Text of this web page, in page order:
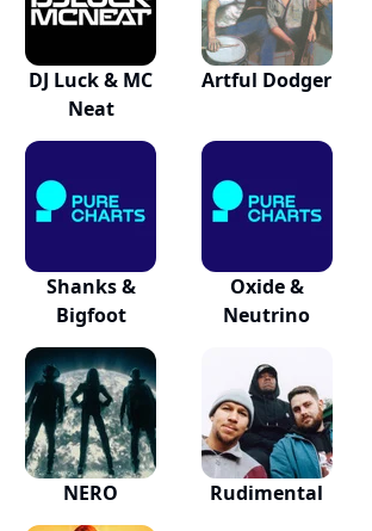
DJ Luck & MC
Neat
Artful Dodger
Shanks &
Bigfoot
Oxide &
Neutrino
NERO Rudimental